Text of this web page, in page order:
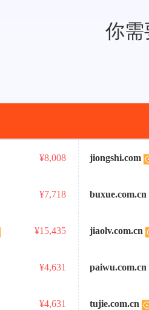
你需
¥8,008 jiongshi.com
¥7,718 buxue.com.cn
¥15,435 jiaolv.com.cn
¥4,631 paiwu.com.cn
¥4,631 tujie.com.cn